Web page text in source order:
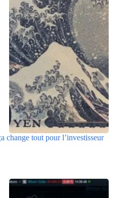
change tout pour l’investisseur